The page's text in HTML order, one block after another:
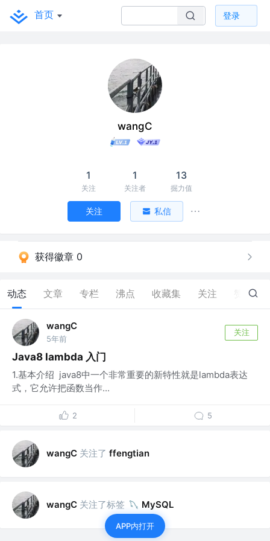
首页 登录
wangC
1
关注
1
关注者
13
掘力值
关注 私信
获得徽章 0
动态 文章 专栏 沸点 收藏集 关注 0
wangC
5年前
关注
Java8 lambda 入门
1.基本介绍 java8中一个非常重要的新特性就是lambda表达
式，它允许把函数当作...
2 5
wangC 关注了 ffengtian
wangC 关注了标签 MySQL
APP内打开